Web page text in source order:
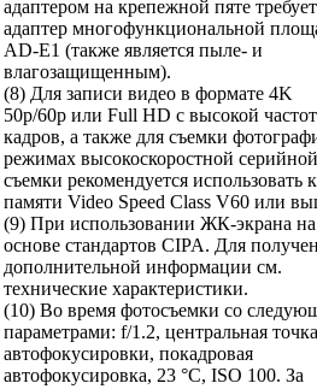
адаптером на крепежной пяте
адаптер многофункциональной
AD-E1 (также является пыле- и
влагозащищенным).
(8) Для записи видео в формате 4K
50p/60p или Full HD с высокой
кадров, а также для съемки
режимах высокоскоростной серийной
съемки рекомендуется использовать
памяти Video Speed Class V60 или
(9) При использовании ЖК-экрана на
основе стандартов CIPA. Для
дополнительной информации см.
технические характеристики.
(10) Во время фотосъемки со
параметрами: f/1.2, центральная точка
автофокусировки, покадровая
автофокусировка, 23 °C, ISO 100. За